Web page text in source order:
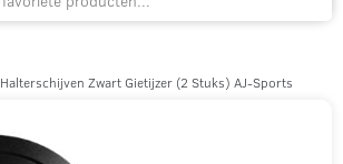
Halterschijven Zwart Gietijzer (2 Stuks) AJ-Sports